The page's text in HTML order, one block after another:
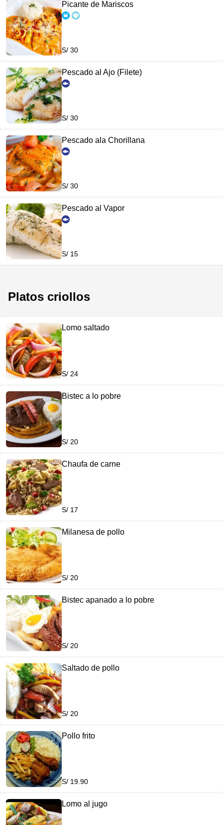
Picante de Mariscos
S/ 30
Pescado al Ajo (Filete)
S/ 30
Pescado ala Chorillana
S/ 30
Pescado al Vapor
S/ 15
Platos criollos
Lomo saltado
S/ 24
Bistec a lo pobre
S/ 20
Chaufa de carne
S/ 17
Milanesa de pollo
S/ 20
Bistec apanado a lo pobre
S/ 20
Saltado de pollo
S/ 20
Pollo frito
S/ 19.90
Lomo al jugo